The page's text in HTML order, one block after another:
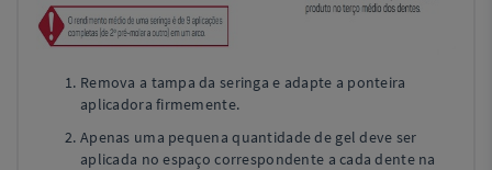
Remova a tampa da seringa e adapte a ponteira
aplicadora firmemente.
Apenas uma pequena quantidade de gel deve ser
aplicada no espaço correspondente a cada dente na